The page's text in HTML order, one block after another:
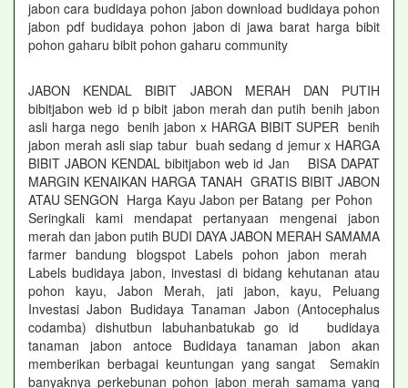
jabon cara budidaya pohon jabon download budidaya pohon
jabon pdf budidaya pohon jabon di jawa barat harga bibit
pohon gaharu bibit pohon gaharu community
JABON KENDAL BIBIT JABON MERAH DAN PUTIH
bibitjabon web id p bibit jabon merah dan putih benih jabon
asli harga nego benih jabon x HARGA BIBIT SUPER benih
jabon merah asli siap tabur buah sedang d jemur x HARGA
BIBIT JABON KENDAL bibitjabon web id Jan BISA DAPAT
MARGIN KENAIKAN HARGA TANAH GRATIS BIBIT JABON
ATAU SENGON Harga Kayu Jabon per Batang per Pohon
Seringkali kami mendapat pertanyaan mengenai jabon
merah dan jabon putih BUDI DAYA JABON MERAH SAMAMA
farmer bandung blogspot Labels pohon jabon merah
Labels budidaya jabon, investasi di bidang kehutanan atau
pohon kayu, Jabon Merah, jati jabon, kayu, Peluang
Investasi Jabon Budidaya Tanaman Jabon (Antocephalus
codamba) dishutbun labuhanbatukab go id budidaya
tanaman jabon antoce Budidaya tanaman jabon akan
memberikan berbagai keuntungan yang sangat Semakin
banyaknya perkebunan pohon jabon merah samama yang